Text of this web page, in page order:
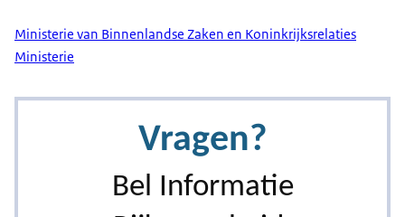
Ministerie van Binnenlandse Zaken en Koninkrijksrelaties
Ministerie